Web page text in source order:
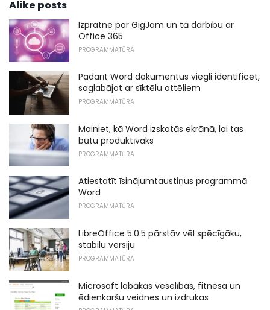
Alike posts
Izpratne par GigJam un tā darbību ar
Office 365
PROGRAMMATŪRA
Padarīt Word dokumentus viegli identificēt,
saglabājot ar sīktēlu attēliem
PROGRAMMATŪRA
Mainiet, kā Word izskatās ekrānā, lai tas
būtu produktīvāks
PROGRAMMATŪRA
Atiestatīt īsinājumtaustiņus programmā
Word
PROGRAMMATŪRA
LibreOffice 5.0.5 pārstāv vēl spēcīgāku,
stabilu versiju
PROGRAMMATŪRA
Microsoft labākās veselības, fitnesa un
ēdienkaršu veidnes un izdrukas